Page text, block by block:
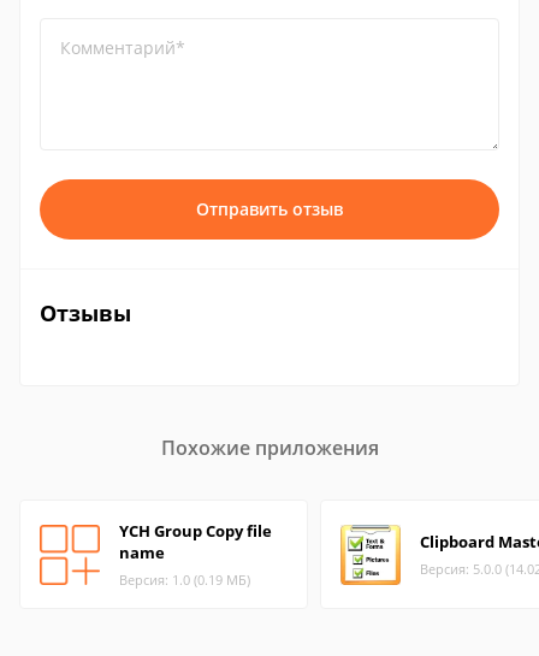
Комментарий*
Отправить отзыв
Отзывы
Похожие приложения
YCH Group Copy file
name
Версия: 1.0 (0.19 МБ)
Clipboard
Версия: 5.0.0